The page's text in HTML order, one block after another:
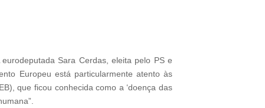
Sara Cerdas, eleita pelo PS e
Europeu está particularmente atento às
que ficou conhecida como a ‘doença das